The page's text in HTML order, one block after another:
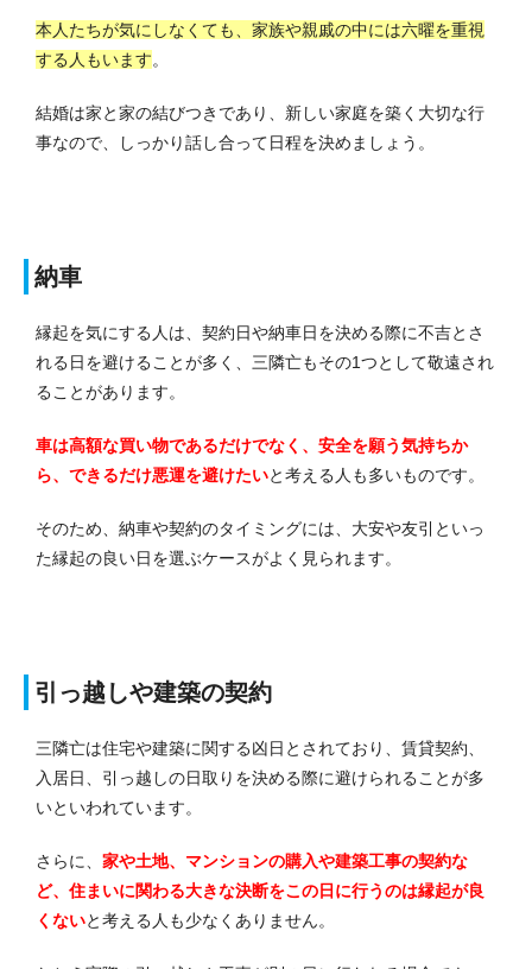
本人たちが気にしなくても、家族や親戚の中には六曜を重視
する人もいます。
結婚は家と家の結びつきであり、新しい家庭を築く大切な行
事なので、しっかり話し合って日程を決めましょう。
納車
縁起を気にする人は、契約日や納車日を決める際に不吉とさ
れる日を避けることが多く、三隣亡もその1つとして敬遠され
ることがあります。
車は高額な買い物であるだけでなく、安全を願う気持ちか
ら、できるだけ悪運を避けたいと考える人も多いものです。
そのため、納車や契約のタイミングには、大安や友引といっ
た縁起の良い日を選ぶケースがよく見られます。
引っ越しや建築の契約
三隣亡は住宅や建築に関する凶日とされており、賃貸契約、
入居日、引っ越しの日取りを決める際に避けられることが多
いといわれています。
さらに、 家や土地、マンションの購入や建築工事の契約な
ど、住まいに関わる大きな決断をこの日に行うのは縁起が良
くないと考える人も少なくありません。